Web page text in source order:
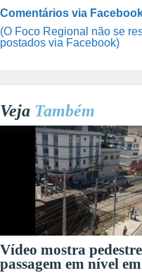
Comentários via
(O Foco Regional não se
postados via Facebook)
Veja Também
Vídeo mostra
passagem em nível